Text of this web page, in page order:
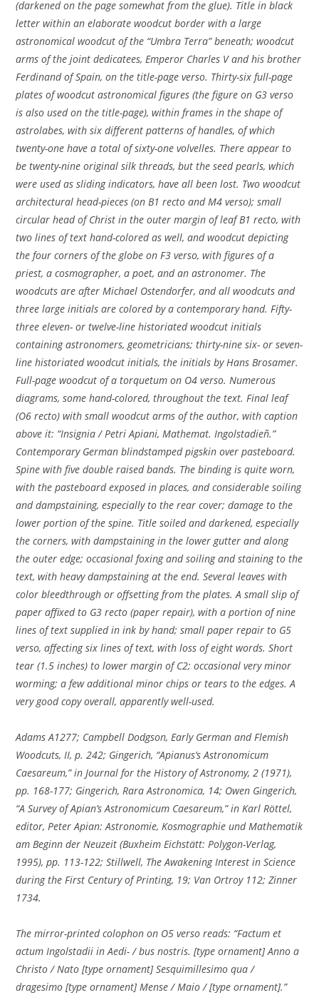
(darkened on the page somewhat from the glue). Title in black
letter within an elaborate woodcut border with a large
astronomical woodcut of the “Umbra Terra” beneath; woodcut
arms of the joint dedicatees, Emperor Charles V and his brother
Ferdinand of Spain, on the title-page verso. Thirty-six full-page
plates of woodcut astronomical figures (the figure on G3 verso
is also used on the title-page), within frames in the shape of
astrolabes, with six different patterns of handles, of which
twenty-one have a total of sixty-one volvelles. There appear to
be twenty-nine original silk threads, but the seed pearls, which
were used as sliding indicators, have all been lost. Two woodcut
architectural head-pieces (on B1 recto and M4 verso); small
circular head of Christ in the outer margin of leaf B1 recto, with
two lines of text hand-colored as well, and woodcut depicting
the four corners of the globe on F3 verso, with figures of a
priest, a cosmographer, a poet, and an astronomer. The
woodcuts are after Michael Ostendorfer, and all woodcuts and
three large initials are colored by a contemporary hand. Fifty-
three eleven- or twelve-line historiated woodcut initials
containing astronomers, geometricians; thirty-nine six- or seven-
line historiated woodcut initials, the initials by Hans Brosamer.
Full-page woodcut of a torquetum on O4 verso. Numerous
diagrams, some hand-colored, throughout the text. Final leaf
(O6 recto) with small woodcut arms of the author, with caption
above it: “Insignia / Petri Apiani, Mathemat. Ingolstadieñ.”
Contemporary German blindstamped pigskin over pasteboard.
Spine with five double raised bands. The binding is quite worn,
with the pasteboard exposed in places, and considerable soiling
and dampstaining, especially to the rear cover; damage to the
lower portion of the spine. Title soiled and darkened, especially
the corners, with dampstaining in the lower gutter and along
the outer edge; occasional foxing and soiling and staining to the
text, with heavy dampstaining at the end. Several leaves with
color bleedthrough or offsetting from the plates. A small slip of
paper affixed to G3 recto (paper repair), with a portion of nine
lines of text supplied in ink by hand; small paper repair to G5
verso, affecting six lines of text, with loss of eight words. Short
tear (1.5 inches) to lower margin of C2; occasional very minor
worming; a few additional minor chips or tears to the edges. A
very good copy overall, apparently well-used.
Adams A1277; Campbell Dodgson, Early German and Flemish
Woodcuts, II, p. 242; Gingerich, “Apianus’s Astronomicum
Caesareum,” in Journal for the History of Astronomy, 2 (1971),
pp. 168-177; Gingerich, Rara Astronomica, 14; Owen Gingerich,
“A Survey of Apian’s Astronomicum Caesareum,” in Karl Röttel,
editor, Peter Apian: Astronomie, Kosmographie und Mathematik
am Beginn der Neuzeit (Buxheim Eichstätt: Polygon-Verlag,
1995), pp. 113-122; Stillwell, The Awakening Interest in Science
during the First Century of Printing, 19; Van Ortroy 112; Zinner
1734.
The mirror-printed colophon on O5 verso reads: “Factum et
actum Ingolstadii in Aedi- / bus nostris. [type ornament] Anno a
Christo / Nato [type ornament] Sesquimillesimo qua /
dragesimo [type ornament] Mense / Maio / [type ornament].”